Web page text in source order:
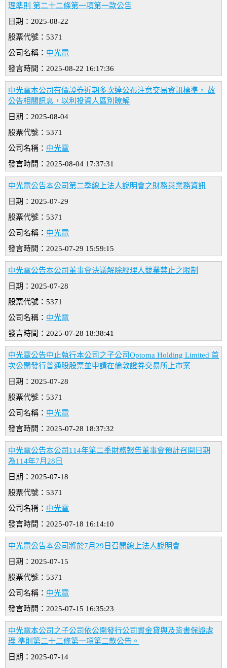
理準則 第二十二條第一項第一款公告
日期：2025-08-22
股票代號：5371
公司名稱： 中光電
發言時間：2025-08-22 16:17:36
中光電本公司有價證券近期多次達公布注意交易資訊標準， 故
公告相關訊息，以利投資人區別暸解
日期：2025-08-04
股票代號：5371
公司名稱： 中光電
發言時間：2025-08-04 17:37:31
中光電公告本公司第二季線上法人說明會之財務與業務資訊
日期：2025-07-29
股票代號：5371
公司名稱： 中光電
發言時間：2025-07-29 15:59:15
中光電公告本公司董事會決議解除經理人競業禁止之限制
日期：2025-07-28
股票代號：5371
公司名稱： 中光電
發言時間：2025-07-28 18:38:41
中光電公告中止執行本公司之子公司Optoma Holding Limited 首
次公開發行普通股股票並申請在倫敦證券交易所上市案
日期：2025-07-28
股票代號：5371
公司名稱： 中光電
發言時間：2025-07-28 18:37:32
中光電公告本公司114年第二季財務報告董事會預計召開日期
為114年7月28日
日期：2025-07-18
股票代號：5371
公司名稱： 中光電
發言時間：2025-07-18 16:14:10
中光電公告本公司將於7月29日召開線上法人說明會
日期：2025-07-15
股票代號：5371
公司名稱： 中光電
發言時間：2025-07-15 16:35:23
中光電本公司之子公司依公開發行公司資金貸與及背書保證處
理 準則第二十二條第一項第二款公告。
日期：2025-07-14